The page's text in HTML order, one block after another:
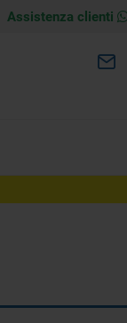
Assistenza clienti